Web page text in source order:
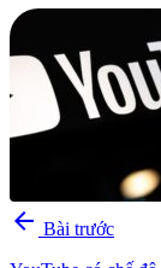
arrow_back Bài trước